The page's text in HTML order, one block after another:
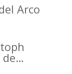
Arco